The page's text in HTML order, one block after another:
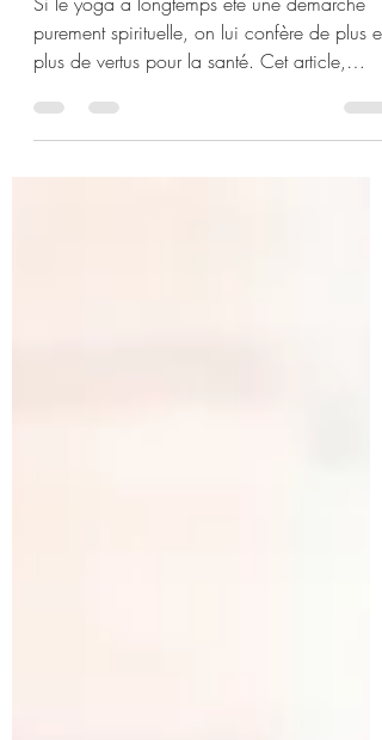
Si le yoga a longtemps été une démarche
plus de vertus pour la santé. Cet article,
rédigé par Holi Yoga Grenoble, revient sur
l'histoire et l'évolution de cette pratique